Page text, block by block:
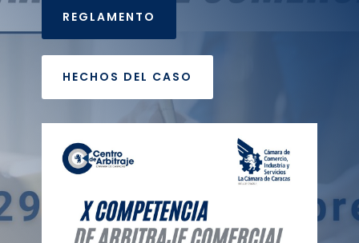
REGLAMENTO
HECHOS DEL CASO